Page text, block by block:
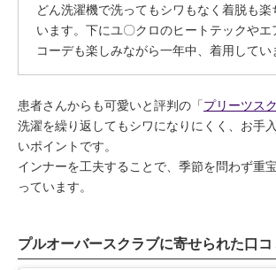
どん洗濯機で洗ってもシワもなく着脱も楽
います。下にユ〇クロのヒートテックやエ
コーデも楽しみながら一年中、着用してい
患者さんからも可愛いと評判の「プリーツス
洗濯を繰り返してもシワになりにくく、お手
いポイントです。
インナーを工夫することで、季節を問わず重
っています。
プルオーバースクラブに寄せられた口コ